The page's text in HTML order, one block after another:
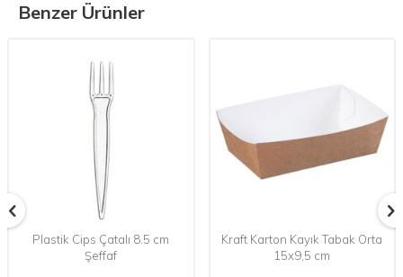
Benzer Ürünler
Plastik Cips Çatalı 8.5 cm
Şeffaf
Kraft Karton Kayık Tabak Orta
15x9,5 cm